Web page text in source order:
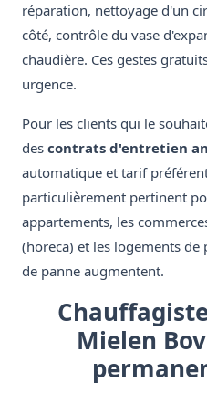
réparation, nettoyage d'un
côté, contrôle du vase
chaudière. Ces gestes
urgence.
Pour les clients qui le
des contrats d'entretien
automatique et tarif
particulièrement pertinent
appartements, les
(horeca) et les logements de
de panne augmentent.
Mielen